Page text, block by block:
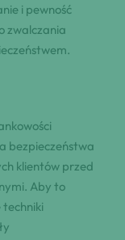
i pewność
zwalczania
bezpieczeństwa
klientów przed
Aby to